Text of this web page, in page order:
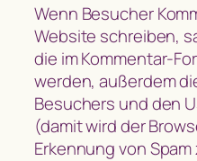
Wenn Besucher
Website schreiben,
die im Kommentar-
werden, außerdem
Besuchers und den
(damit wird der
Erkennung von